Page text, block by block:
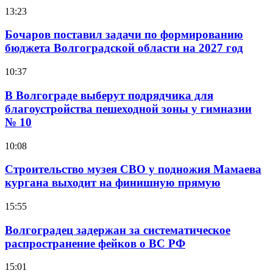
13:23
Бочаров поставил задачи по формированию
бюджета Волгоградской области на 2027 год
10:37
В Волгограде выберут подрядчика для
благоустройства пешеходной зоны у гимназии
№ 10
10:08
Строительство музея СВО у подножия Мамаева
кургана выходит на финишную прямую
15:55
Волгоградец задержан за систематическое
распространение фейков о ВС РФ
15:01